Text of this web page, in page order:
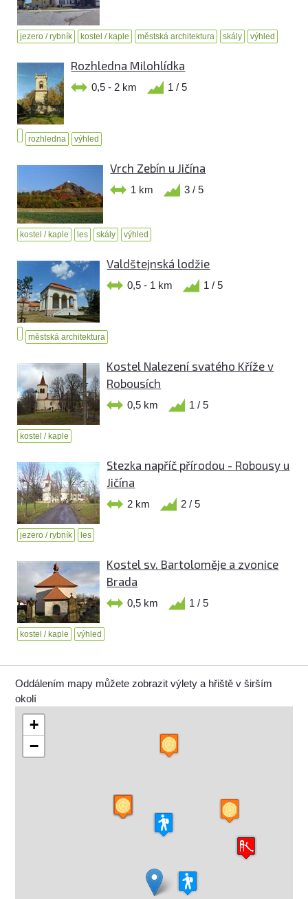
jezero / rybník kostel / kaple městská architektura skály výhled
Rozhledna Milohlídka
0,5 - 2 km 1 / 5
rozhledna výhled
Vrch Zebín u Jičína
1 km 3 / 5
kostel / kaple les skály výhled
Valdštejnská lodžie
0,5 - 1 km 1 / 5
městská architektura
Kostel Nalezení svatého Kříže v
Robousích
0,5 km 1 / 5
kostel / kaple
Stezka napříč přírodou - Robousy u
Jičína
2 km 2 / 5
jezero / rybník les
Kostel sv. Bartoloměje a zvonice
Brada
0,5 km 1 / 5
kostel / kaple výhled
Oddálením mapy můžete zobrazit výlety a hřiště v širším
okolí
+
−